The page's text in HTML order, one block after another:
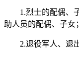
1.烈士的配偶、子
助人员的配偶、子女；
2.退役军人、退出